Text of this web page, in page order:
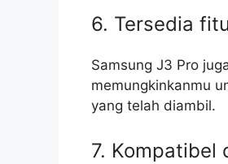
6. Tersedia
Samsung J3 Pro
memungkinkanmu
yang telah diambil.
7. Kompatibel